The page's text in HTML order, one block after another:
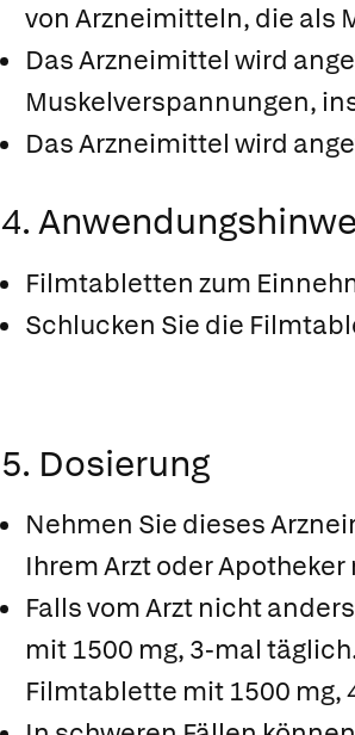
von Arzneimitteln, die als
Das Arzneimittel wird
Muskelverspannungen,
Das Arzneimittel wird
4.
Filmtabletten zum
Schlucken Sie die
5. Dosierung
Nehmen Sie dieses
Ihrem Arzt oder
Falls vom Arzt nicht
mit 1500 mg, 3-mal
Filmtablette mit 1500 mg,